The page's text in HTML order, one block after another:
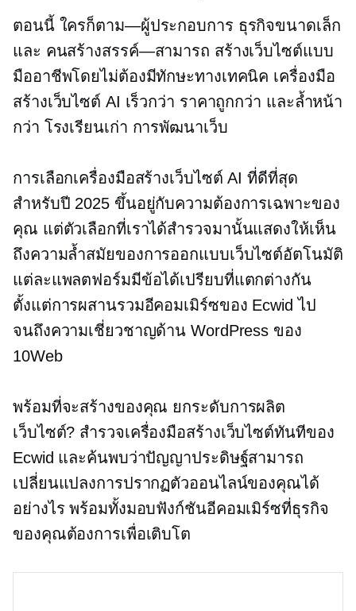
ตอนนี้ ใครก็ตาม—ผู้ประกอบการ ธุรกิจขนาดเล็ก
และ คนสร้างสรรค์—สามารถ สร้างเว็บไซต์แบบ
มืออาชีพโดยไม่ต้องมีทักษะทางเทคนิค เครื่องมือ
สร้างเว็บไซต์ AI เร็วกว่า ราคาถูกกว่า และล้ำหน้า
กว่า โรงเรียนเก่า การพัฒนาเว็บ
การเลือกเครื่องมือสร้างเว็บไซต์ AI ที่ดีที่สุด
สำหรับปี 2025 ขึ้นอยู่กับความต้องการเฉพาะของ
คุณ แต่ตัวเลือกที่เราได้สำรวจมานั้นแสดงให้เห็น
ถึงความล้ำสมัยของการออกแบบเว็บไซต์อัตโนมัติ
แต่ละแพลตฟอร์มมีข้อได้เปรียบที่แตกต่างกัน
ตั้งแต่การผสานรวมอีคอมเมิร์ซของ Ecwid ไป
จนถึงความเชี่ยวชาญด้าน WordPress ของ
10Web
พร้อมที่จะสร้างของคุณ ยกระดับการผลิต
เว็บไซต์? สำรวจเครื่องมือสร้างเว็บไซต์ทันทีของ
Ecwid และค้นพบว่าปัญญาประดิษฐ์สามารถ
เปลี่ยนแปลงการปรากฏตัวออนไลน์ของคุณได้
อย่างไร พร้อมทั้งมอบฟังก์ชันอีคอมเมิร์ซที่ธุรกิจ
ของคุณต้องการเพื่อเติบโต